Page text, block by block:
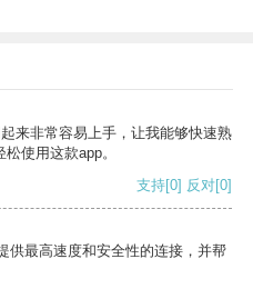
来非常容易上手，让我能够快速熟
使用这款app。
支持[0] 反对[0]
供最高速度和安全性的连接，并帮